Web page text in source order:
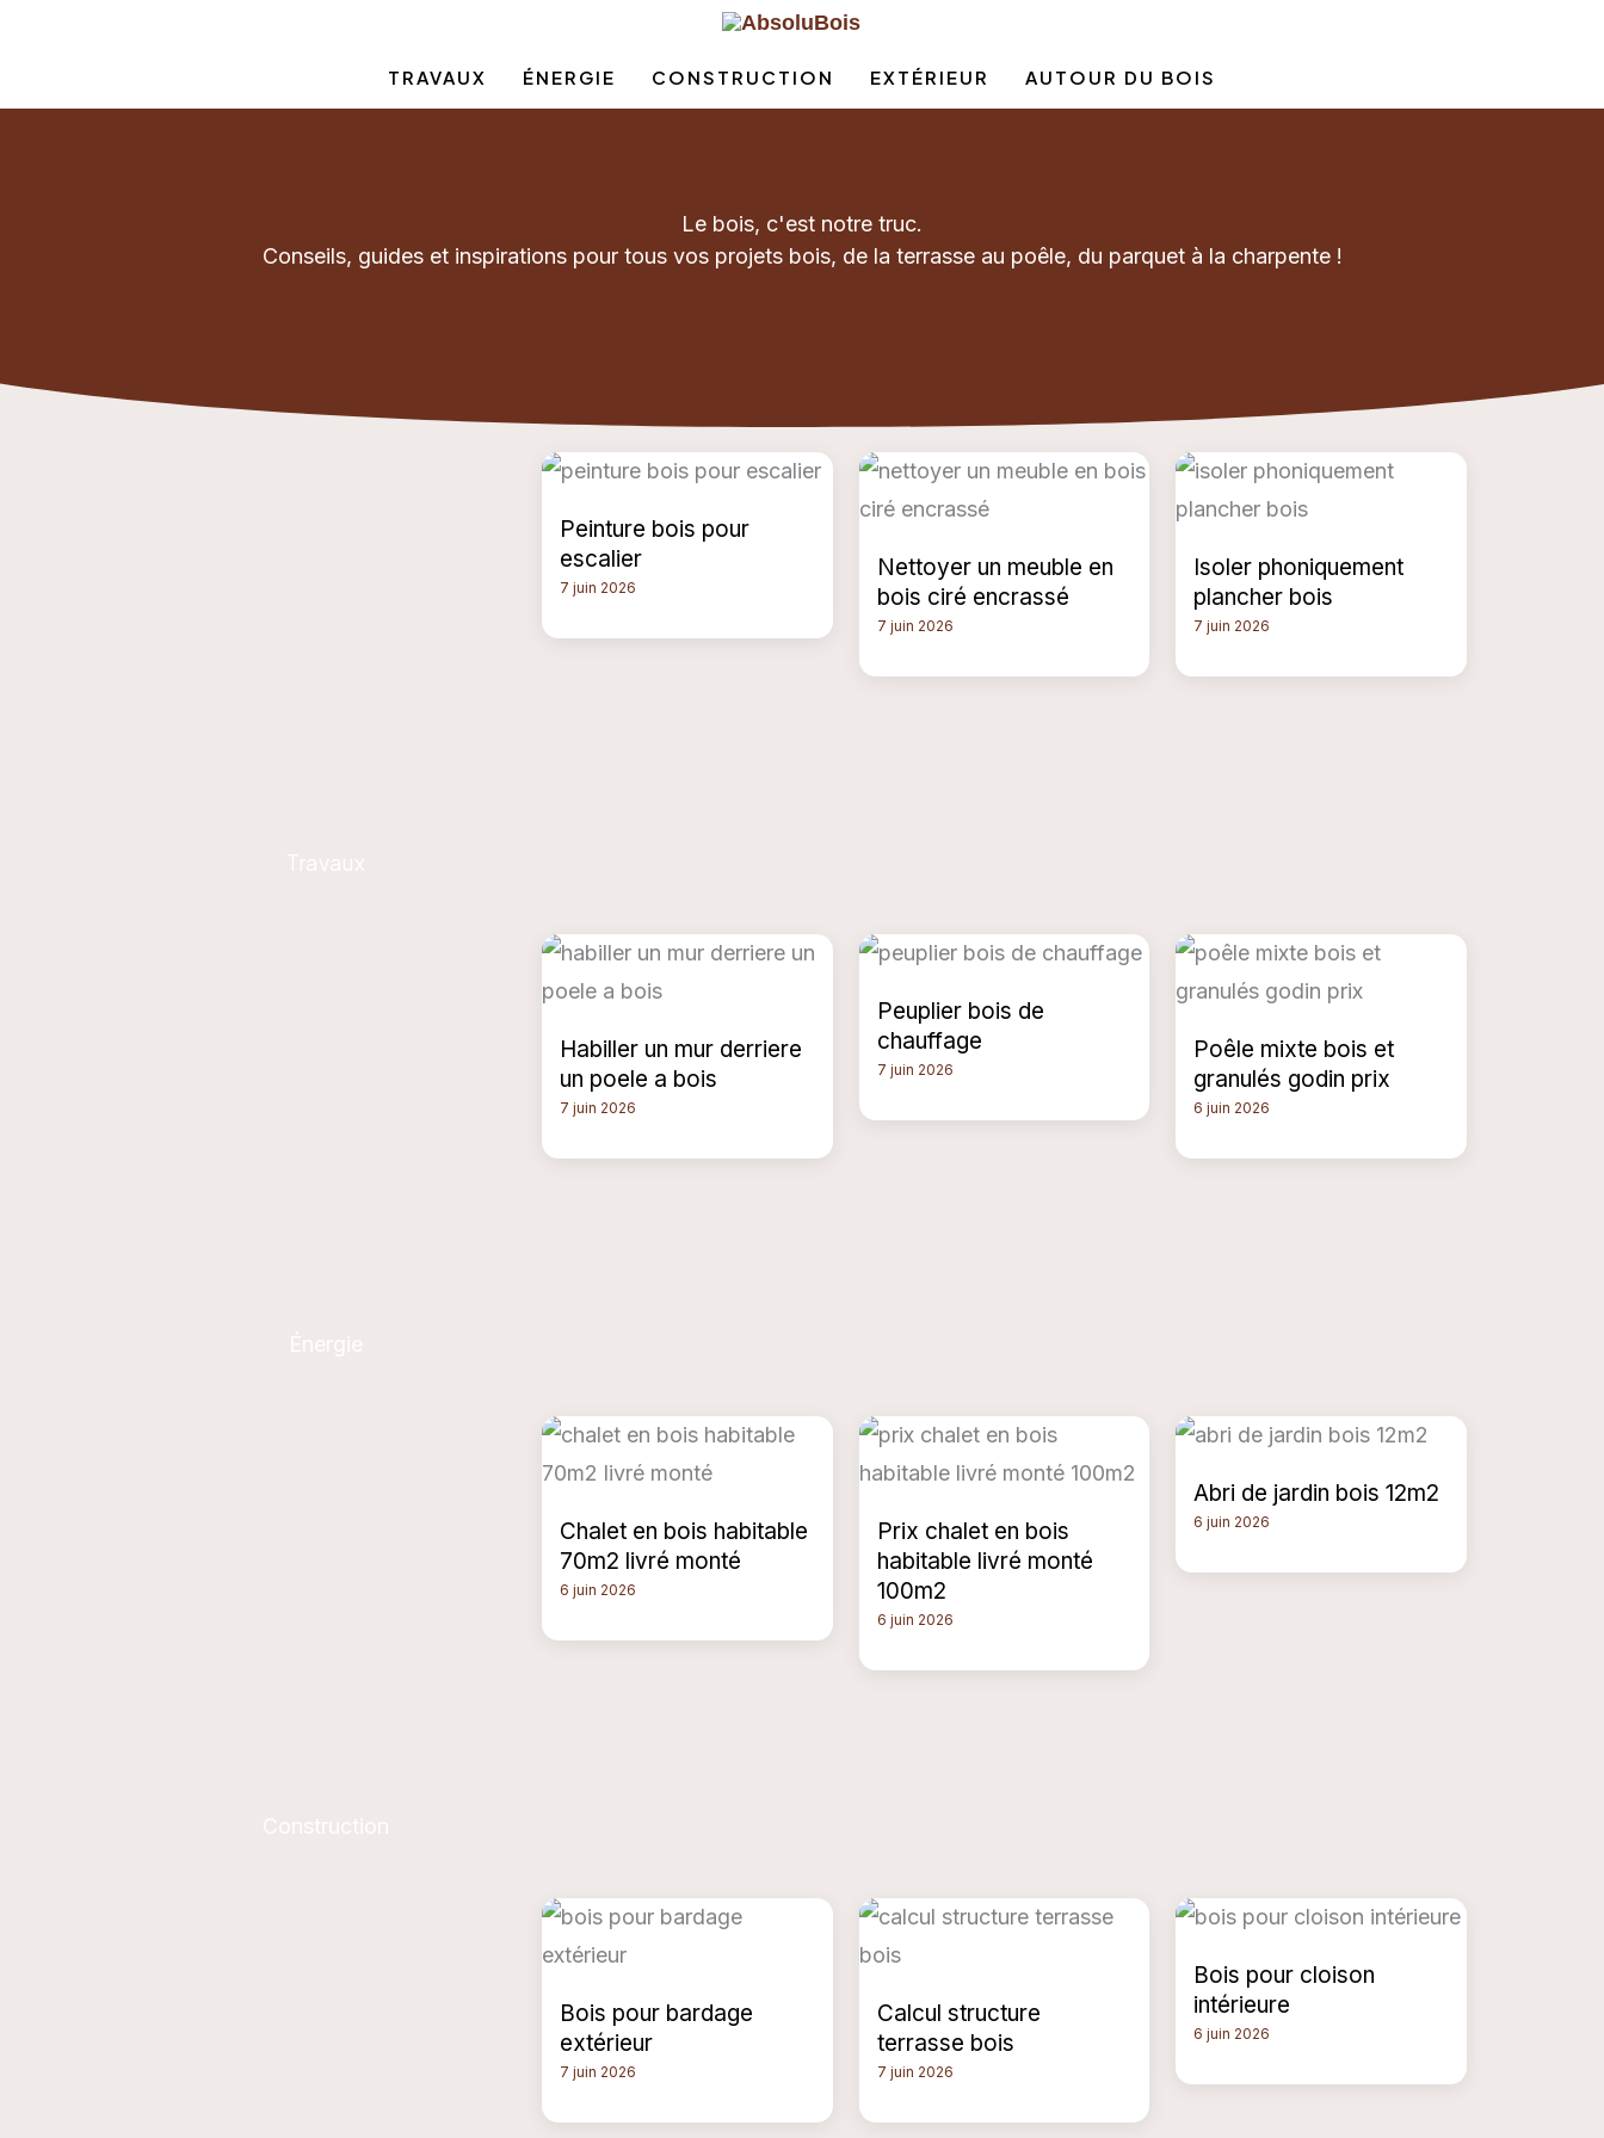
TRAVAUX ÉNERGIE CONSTRUCTION EXTÉRIEUR AUTOUR DU BOIS
Le bois, c'est notre truc.
Conseils, guides et inspirations pour tous vos projets bois, de la terrasse au poêle, du parquet à la charpente !
Peinture bois pour
escalier
7 juin 2026
Nettoyer un meuble en
bois ciré encrassé
7 juin 2026
Isoler phoniquement
plancher bois
7 juin 2026
Habiller un mur derriere
un poele a bois
7 juin 2026
Peuplier bois de
chauffage
7 juin 2026
Poêle mixte bois et
granulés godin prix
6 juin 2026
Chalet en bois habitable
70m2 livré monté
6 juin 2026
Prix chalet en bois
habitable livré monté
100m2
6 juin 2026
Abri de jardin bois 12m2
6 juin 2026
Bois pour bardage
extérieur
7 juin 2026
Calcul structure
terrasse bois
7 juin 2026
Bois pour cloison
intérieure
6 juin 2026